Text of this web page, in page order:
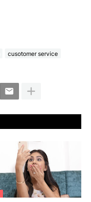
cusotomer service